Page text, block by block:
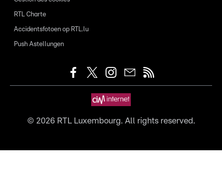
RTL Charte
Accidentsfotoen op RTL.lu
Push Astellungen
© 2026RTL Luxembourg. All rights reserved.